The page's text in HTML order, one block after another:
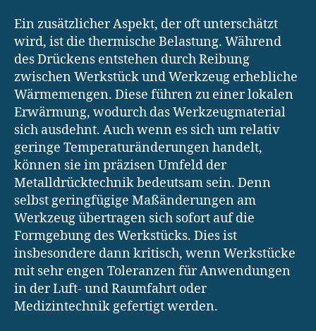
Ein zusätzlicher Aspekt, der oft unterschätzt
wird, ist die thermische Belastung. Während
des Drückens entstehen durch Reibung
zwischen Werkstück und Werkzeug erhebliche
Wärmemengen. Diese führen zu einer lokalen
Erwärmung, wodurch das Werkzeugmaterial
sich ausdehnt. Auch wenn es sich um relativ
geringe Temperaturänderungen handelt,
können sie im präzisen Umfeld der
Metalldrücktechnik bedeutsam sein. Denn
selbst geringfügige Maßänderungen am
Werkzeug übertragen sich sofort auf die
Formgebung des Werkstücks. Dies ist
insbesondere dann kritisch, wenn Werkstücke
mit sehr engen Toleranzen für Anwendungen
in der Luft- und Raumfahrt oder
Medizintechnik gefertigt werden.